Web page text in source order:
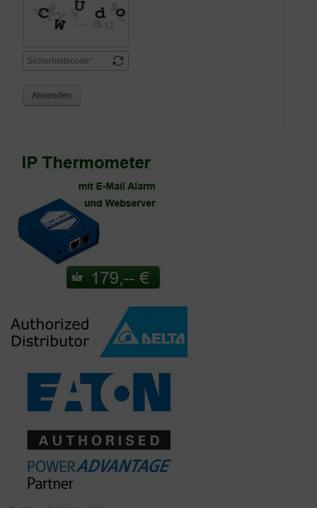
Absenden